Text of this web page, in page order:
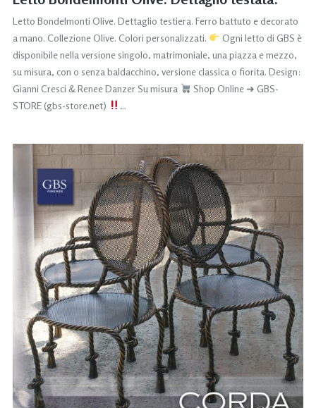
Letto Bondelmonti Olive. Dettaglio testiera. Ferro battuto e decorato
a mano. Collezione Olive. Colori personalizzati.
Ogni letto di GBS è
disponibile nella versione singolo, matrimoniale, una piazza e mezzo,
su misura, con o senza baldacchino, versione classica o fiorita. Design:
Gianni Cresci & Renee Danzer Su misura
Shop Online ➜ GBS-
STORE (gbs-store.net)
…